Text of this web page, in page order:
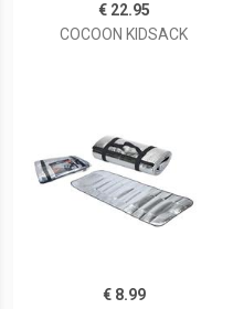
€ 22.95
COCOON KIDSACK
€ 8.99